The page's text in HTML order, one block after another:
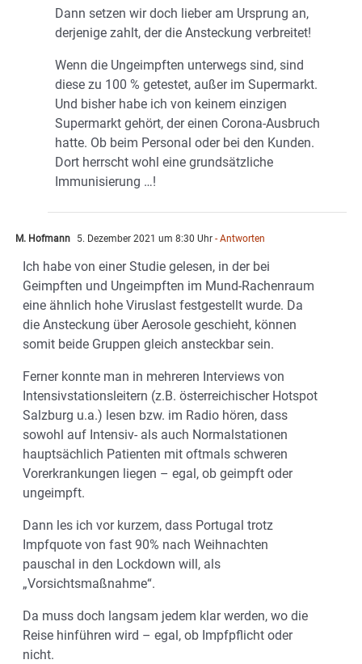
Dann setzen wir doch lieber am Ursprung an,
derjenige zahlt, der die Ansteckung verbreitet!
Wenn die Ungeimpften unterwegs sind, sind
diese zu 100 % getestet, außer im Supermarkt.
Und bisher habe ich von keinem einzigen
Supermarkt gehört, der einen Corona-Ausbruch
hatte. Ob beim Personal oder bei den Kunden.
Dort herrscht wohl eine grundsätzliche
Immunisierung …!
M. Hofmann 5. Dezember 2021 um 8:30 Uhr - Antworten
Ich habe von einer Studie gelesen, in der bei
Geimpften und Ungeimpften im Mund-Rachenraum
eine ähnlich hohe Viruslast festgestellt wurde. Da
die Ansteckung über Aerosole geschieht, können
somit beide Gruppen gleich ansteckbar sein.
Ferner konnte man in mehreren Interviews von
Intensivstationsleitern (z.B. österreichischer Hotspot
Salzburg u.a.) lesen bzw. im Radio hören, dass
sowohl auf Intensiv- als auch Normalstationen
hauptsächlich Patienten mit oftmals schweren
Vorerkrankungen liegen – egal, ob geimpft oder
ungeimpft.
Dann les ich vor kurzem, dass Portugal trotz
Impfquote von fast 90% nach Weihnachten
pauschal in den Lockdown will, als
„Vorsichtsmaßnahme“.
Da muss doch langsam jedem klar werden, wo die
Reise hinführen wird – egal, ob Impfpflicht oder
nicht.